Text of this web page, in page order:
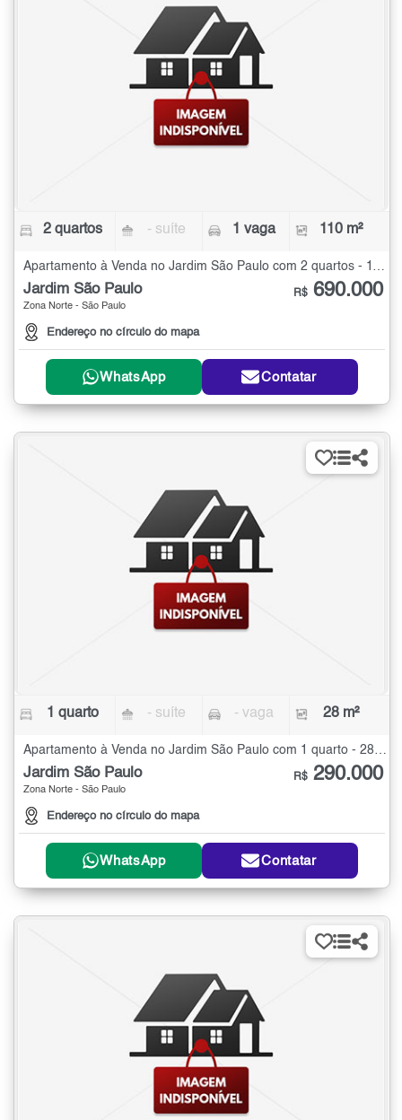
2 quartos - suíte 1 vaga 110 m²
Apartamento à Venda no Jardim São Paulo com 2 quartos - 110 m²
Jardim São Paulo
Zona Norte - São Paulo
Endereço no círculo do mapa
R$ 690.000
WhatsApp Contatar
1 quarto - suíte - vaga 28 m²
Apartamento à Venda no Jardim São Paulo com 1 quarto - 28 m²
Jardim São Paulo
Zona Norte - São Paulo
Endereço no círculo do mapa
R$ 290.000
WhatsApp Contatar